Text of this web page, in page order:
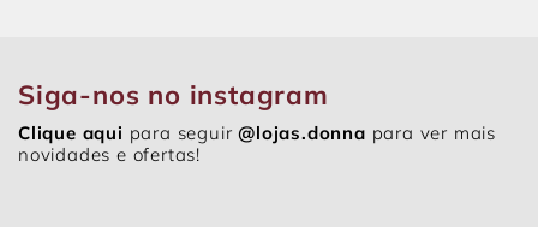
Siga-nos no instagram
Clique aqui para seguir@lojas.donna para ver mais
novidades e ofertas!